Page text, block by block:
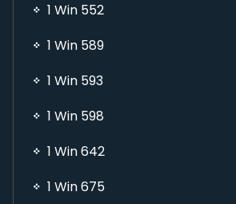
1 Win 552
1 Win 589
1 Win 593
1 Win 598
1 Win 642
1 Win 675